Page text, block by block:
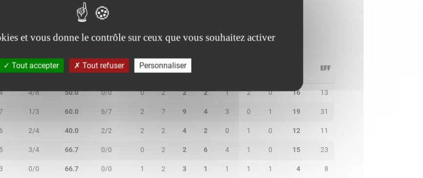
2T 3R/3T TR/TT 1R/1T RO RD RT EFF
4/8 50.0 0/0 0 2 2 2 1 2 0 16 13
1/3 60.0 6/7 2 7 9 4 3 0 1 19 31
2/4 40.0 2/2 2 2 4 2 0 1 0 12 11
3/4 66.7 0/0 0 2 2 6 4 1 0 15 23
0/0 66.7 0/0 1 2 3 1 1 1 1 4 8
et vous donne le contrôle sur ceux que vous souhaitez activer
Tout accepter Tout refuser Personnaliser